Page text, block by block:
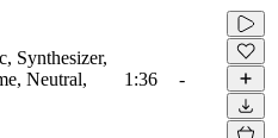
Synthesizer,
Neutral,
1:36 -